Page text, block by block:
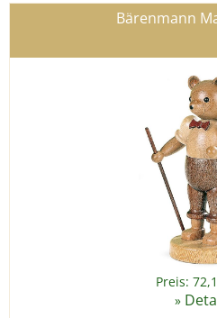
Bärenmann
Preis:
»